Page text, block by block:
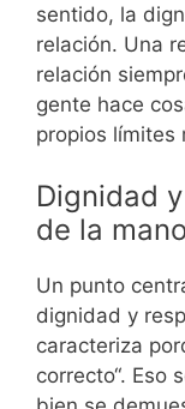
sentido, la
relación. Una
relación
gente hace
propios límites
Dignidad
de la mano
Un punto
dignidad y
caracteriza
correcto“. Eso